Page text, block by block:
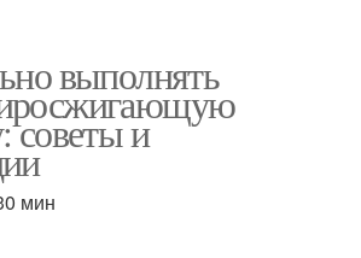
выполнять
советы и
мин